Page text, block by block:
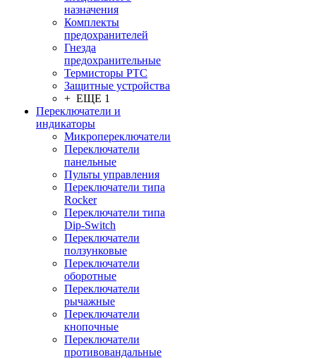
назначения
Комплекты
предохранителей
Гнезда
предохранительные
Термисторы PTC
Защитные устройства
+ ЕЩЕ 1
Переключатели и
индикаторы
Микропереключатели
Переключатели
панельные
Пульты управления
Переключатели типа
Rocker
Переключатели типа
Dip-Switch
Переключатели
ползунковые
Переключатели
оборотные
Переключатели
рычажные
Переключатели
кнопочные
Переключатели
противовандальные